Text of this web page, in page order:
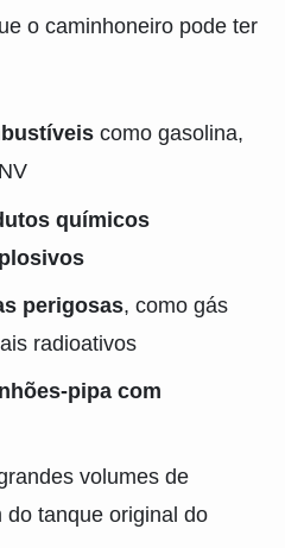
o caminhoneiro pode ter
como gasolina,
químicos
perigosas, como gás
radioativos
pipa com
volumes de
tanque original do